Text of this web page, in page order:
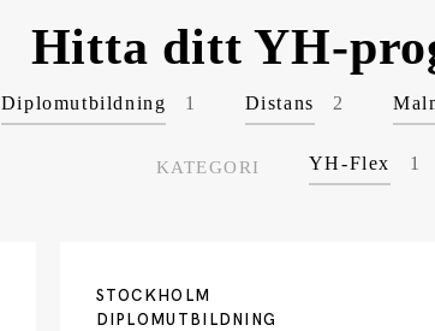
Hitta ditt YH-
Diplomutbildning 1 Distans 2
KATEGORI YH-Flex 1
STOCKHOLM
DIPLOMUTBILDNING